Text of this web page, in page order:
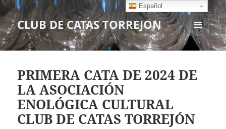
CLUB DE CATAS TORREJON
MENÚ
Y
PRIMERA CATA DE 2024 DE
LA ASOCIACIÓN
ENOLÓGICA CULTURAL
CLUB DE CATAS TORREJÓN
Español